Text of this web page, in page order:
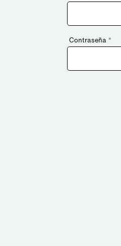
Contraseña *